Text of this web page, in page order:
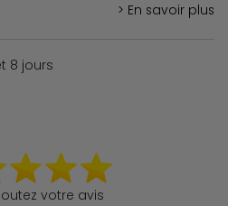
> En savoir plus
8 jours
votre avis